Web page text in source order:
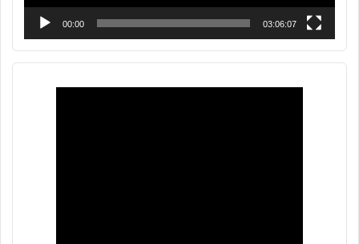
00:00 03:06:07